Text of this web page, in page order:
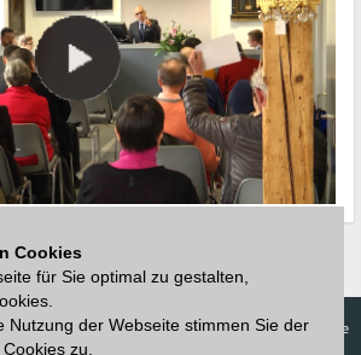
Cookies
für Sie optimal zu gestalten,
Nutzung der Webseite stimmen Sie der
zu.
Highest acceptance